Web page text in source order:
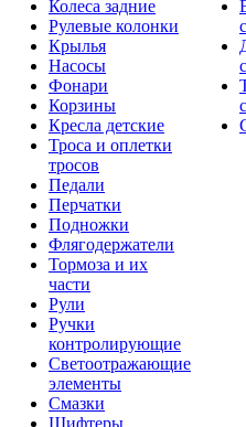
Колеса задние
Рулевые колонки
Крылья
Насосы
Фонари
Корзины
Кресла детские
Троса и оплетки
тросов
Педали
Перчатки
Подножки
Флягодержатели
Тормоза и их
части
Рули
Ручки
контролирующие
Светоотражающие
элементы
Смазки
Шифтеры